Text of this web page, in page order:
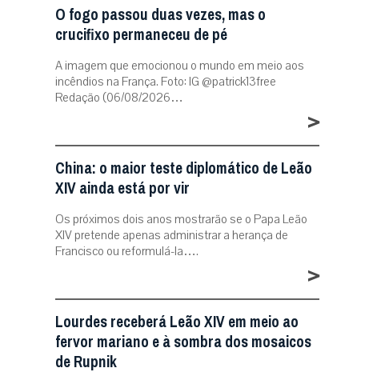
O fogo passou duas vezes, mas o
crucifixo permaneceu de pé
A imagem que emocionou o mundo em meio aos
incêndios na França. Foto: IG @patrick13free
Redação (06/08/2026…
>
China: o maior teste diplomático de Leão
XIV ainda está por vir
Os próximos dois anos mostrarão se o Papa Leão
XIV pretende apenas administrar a herança de
Francisco ou reformulá-la….
>
Lourdes receberá Leão XIV em meio ao
fervor mariano e à sombra dos mosaicos
de Rupnik